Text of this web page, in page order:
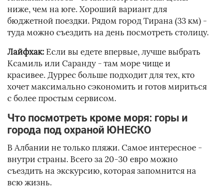
ниже, чем на юге. Хороший вариант для
бюджетной поездки. Рядом город Тирана (33 км) -
туда можно съездить на день посмотреть столицу.
Лайфхак: Если вы едете впервые, лучше выбрать
Ксамиль или Саранду - там море чище и
красивее. Дуррес больше подходит для тех, кто
хочет максимально сэкономить и готов мириться
с более простым сервисом.
Что посмотреть кроме моря: горы и
города под охраной ЮНЕСКО
В Албании не только пляжи. Самое интересное -
внутри страны. Всего за 20-30 евро можно
съездить на экскурсию, которая запомнится на
всю жизнь.